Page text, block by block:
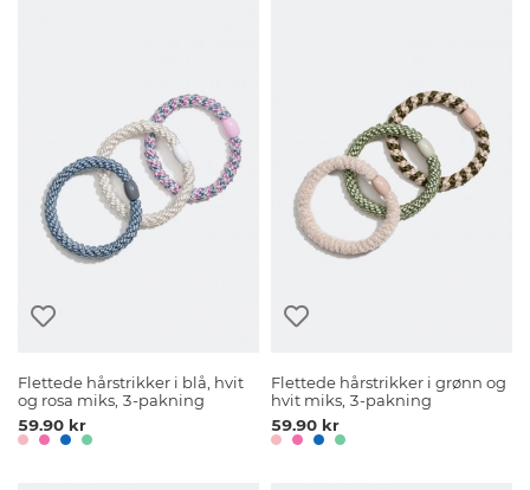
Flettede hårstrikker i blå, hvit
og rosa miks, 3-pakning
59.90 kr
Flettede hårstrikker i grønn og
hvit miks, 3-pakning
59.90 kr